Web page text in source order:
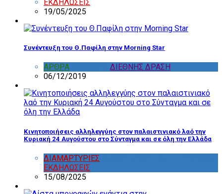
ΕΚΔΗΛΩΣΕΙΣ
19/05/2025
Συνέντευξη του Θ.Παφίλη στην Morning Star
ΑΡΘΡΑ
ΔΙΕΘΝΗΣ ΔΡΑΣΗ
06/12/2019
Κινητοποιήσεις αλληλεγγύης στον παλαιστινιακό λαό την
Κυριακή 24 Αυγούστου στο Σύνταγμα και σε όλη την Ελλάδα
ΔΙΑΜΑΡΤΥΡΙΕΣ
ΕΚΔΗΛΩΣΕΙΣ
15/08/2025